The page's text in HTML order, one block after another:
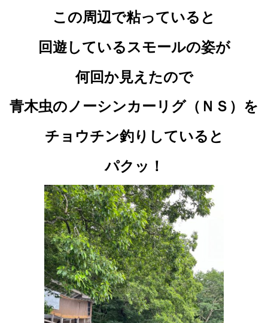
この周辺で粘っていると
回遊しているスモールの姿が
何回か見えたので
青木虫のノーシンカーリグ（ＮＳ）を
チョウチン釣りしていると
パクッ！